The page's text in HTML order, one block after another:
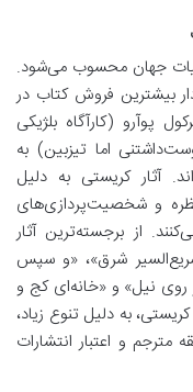
جهان محسوب می‌شود.
رکوردار بیشترین فروش کتاب در
پوآرو (کارآگاه بلژیکی
اما تیزبین) به
آثار کریستی به دلیل
و شخصیت‌پردازی‌های
از برجسته‌ترین آثار
شرق»، «و سپس
روی نیل» و «خانه‌ای کج و
به دلیل تنوع زیاد،
و اعتبار انتشارات